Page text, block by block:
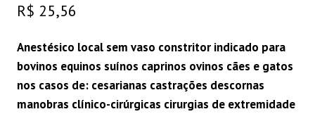
R$ 25,56
Anestésico local sem vaso constritor indicado para
bovinos equinos suínos caprinos ovinos cães e gatos
nos casos de: cesarianas castrações descornas
manobras clínico-cirúrgicas cirurgias de extremidade